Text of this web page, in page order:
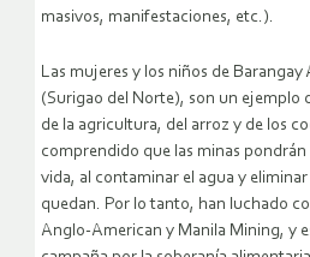
masivos, manifestaciones, etc.).
Las mujeres y los niños de Barangay
(Surigao del Norte), son un ejemplo
de la agricultura, del arroz y de los
comprendido que las minas
vida, al contaminar el agua y
quedan. Por lo tanto, han luchado
Anglo-American y Manila Mining, y